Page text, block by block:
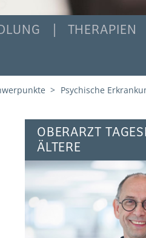
THERAPIEN
Psychische
OBERARZT
ÄLTERE